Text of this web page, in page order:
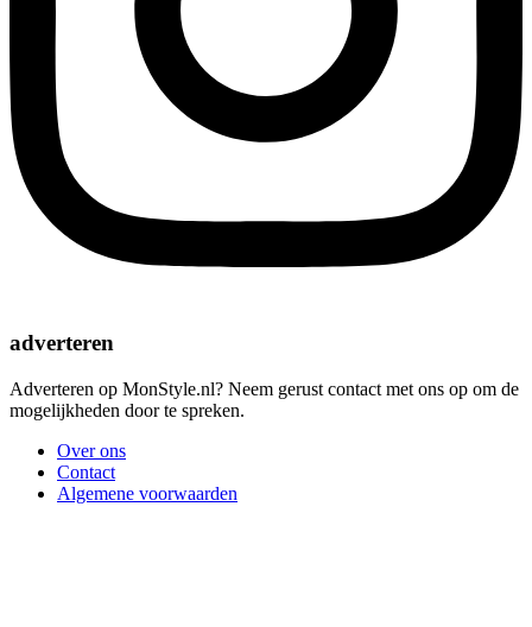
adverteren
Adverteren op MonStyle.nl? Neem gerust contact met ons op om de
mogelijkheden door te spreken.
Over ons
Contact
Algemene voorwaarden